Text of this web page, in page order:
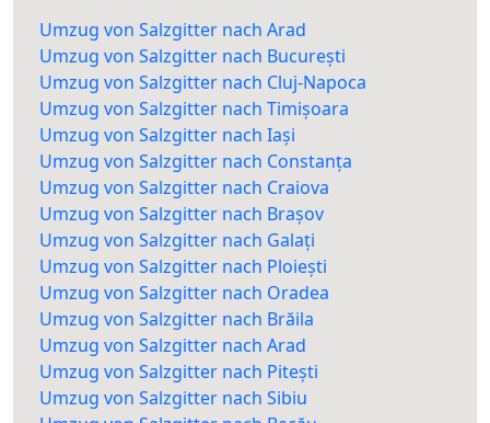
Umzug von Salzgitter nach Arad
Umzug von Salzgitter nach București
Umzug von Salzgitter nach Cluj-Napoca
Umzug von Salzgitter nach Timișoara
Umzug von Salzgitter nach Iași
Umzug von Salzgitter nach Constanța
Umzug von Salzgitter nach Craiova
Umzug von Salzgitter nach Brașov
Umzug von Salzgitter nach Galați
Umzug von Salzgitter nach Ploiești
Umzug von Salzgitter nach Oradea
Umzug von Salzgitter nach Brăila
Umzug von Salzgitter nach Arad
Umzug von Salzgitter nach Pitești
Umzug von Salzgitter nach Sibiu